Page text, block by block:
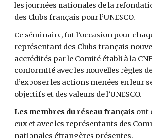
les journées nationales de la
des Clubs français pour l’UNESCO.
Ce séminaire, fut l’occasion pour
représentant des Clubs français
accrédités par le Comité établi à la
conformité avec les nouvelles règles de
d’exposer les actions menées en leur
objectifs et des valeurs de l’UNESCO.
Les membres du réseau français ont
eux et avec les représentants des
nationales étrangères présentes.